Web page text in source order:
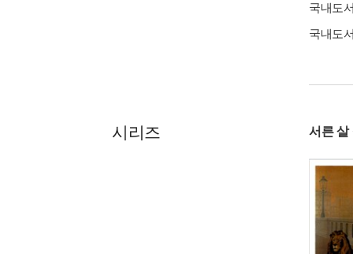
국내도
국내도
시리즈 서른 살